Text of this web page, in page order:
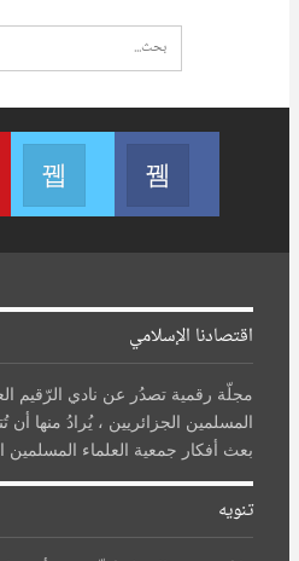
اقتصادنا الإسلامي
مجلّة رقمية تصدُر عن نادي الرّقيم
المسلمين الجزائريين ، يُرادُ منها
بعث أفكار جمعية العلماء المسلمين
تنويه